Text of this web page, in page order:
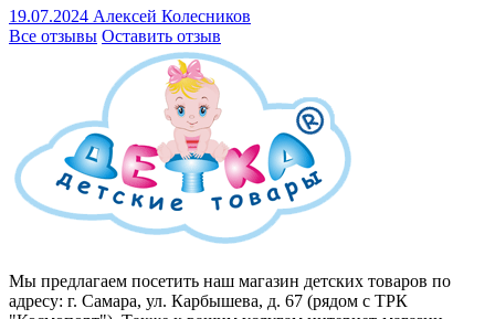
19.07.2024 Алексей Колесников
Все отзывы Оставить отзыв
Мы предлагаем посетить наш магазин детских товаров по
адресу: г. Самара, ул. Карбышева, д. 67 (рядом с ТРК